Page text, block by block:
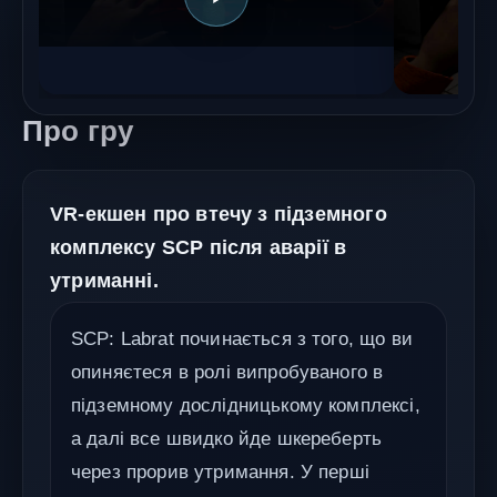
Про гру
VR-екшен про втечу з підземного
комплексу SCP після аварії в
утриманні.
SCP: Labrat починається з того, що ви
опиняєтеся в ролі випробуваного в
підземному дослідницькому комплексі,
а далі все швидко йде шкереберть
через прорив утримання. У перші